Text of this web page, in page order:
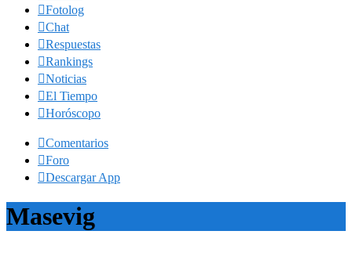
Fotolog
Chat
Respuestas
Rankings
Noticias
El Tiempo
Horóscopo
Comentarios
Foro
Descargar App
Masevig